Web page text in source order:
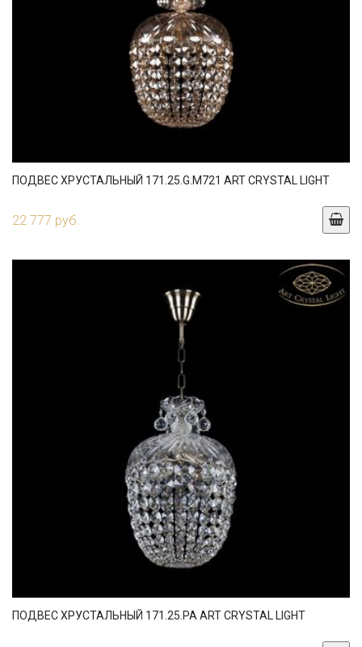
ПОДВЕС ХРУСТАЛЬНЫЙ 171.25.G.M721 ART CRYSTAL LIGHT
22 777 руб.
ПОДВЕС ХРУСТАЛЬНЫЙ 171.25.PA ART CRYSTAL LIGHT